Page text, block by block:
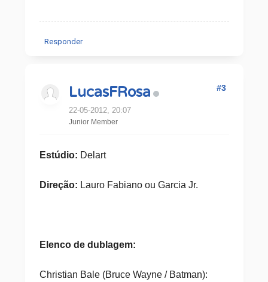
Responder
LucasFRosa
22-05-2012, 20:07
Junior Member
#3
Estúdio: Delart
Direção: Lauro Fabiano ou Garcia Jr.
Elenco de dublagem:
Christian Bale (Bruce Wayne / Batman):